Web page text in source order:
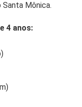
Santa Mônica.
4 anos: